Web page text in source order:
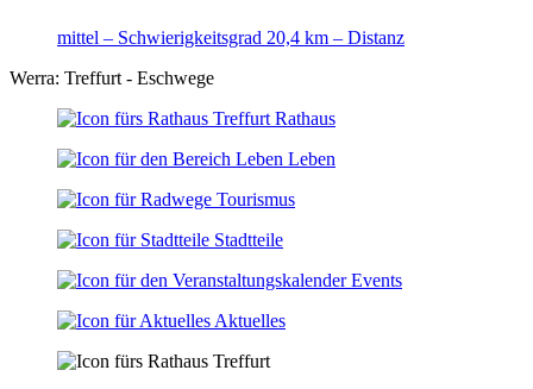
mittel – Schwierigkeitsgrad 20,4 km – Distanz
Werra: Treffurt - Eschwege
Rathaus
Leben
Tourismus
Stadtteile
Events
Aktuelles